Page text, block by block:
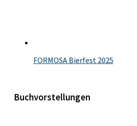
FORMOSA Bierfest 2025
Buchvorstellungen